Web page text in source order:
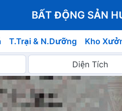
BẤT ĐỘNG SẢN
T.Trại & N.Dưỡng Kho